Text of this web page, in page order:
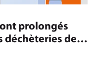
prolongés
déchèteries de…